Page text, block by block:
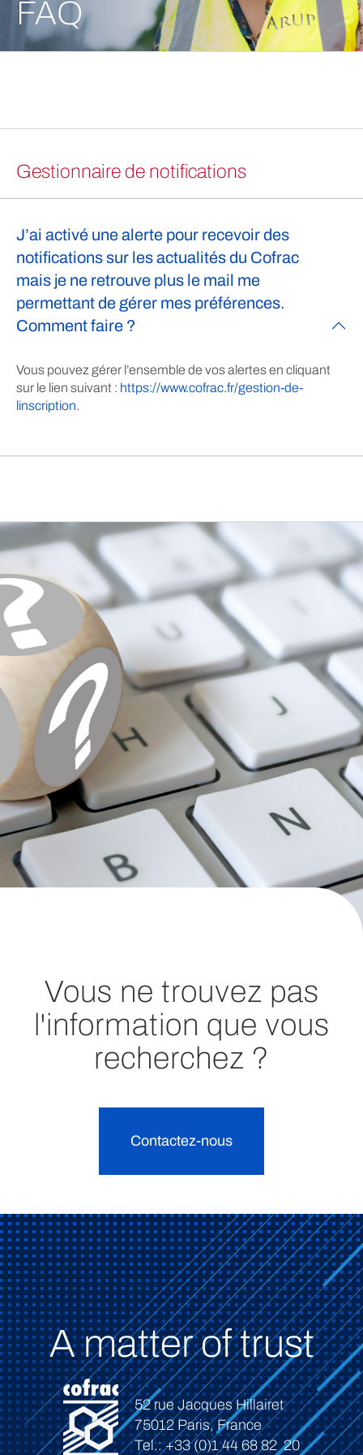
FAQ
Gestionnaire de notifications
J’ai activé une alerte pour recevoir des
notifications sur les actualités du Cofrac
mais je ne retrouve plus le mail me
permettant de gérer mes préférences.
Comment faire ?
Vous pouvez gérer l’ensemble de vos alertes en cliquant
sur le lien suivant : https://www.cofrac.fr/gestion-de-
linscription.
Vous ne trouvez pas
l'information que vous
recherchez ?
Contactez-nous
A matter of trust
52 rue Jacques Hillairet
75012 Paris, France
Tel.: +33 (0)1 44 68 82 20